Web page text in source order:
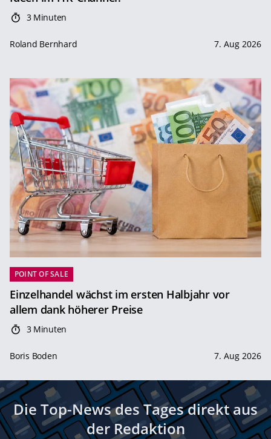
3 Minuten
Roland Bernhard 7. Aug 2026
POINT OF SALE
Einzelhandel wächst im ersten Halbjahr vor
allem dank höherer Preise
3 Minuten
Boris Boden 7. Aug 2026
Die Top-News des Tages direkt aus
der Redaktion